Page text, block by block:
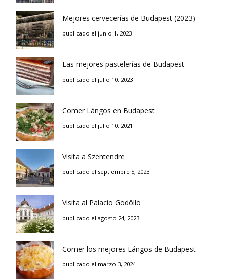
Mejores cervecerías de Budapest (2023)
publicado el junio 1, 2023
Las mejores pastelerías de Budapest
publicado el julio 10, 2023
Comer Lángos en Budapest
publicado el julio 10, 2021
Visita a Szentendre
publicado el septiembre 5, 2023
Visita al Palacio Gödöllö
publicado el agosto 24, 2023
Comer los mejores Lángos de Budapest
publicado el marzo 3, 2024